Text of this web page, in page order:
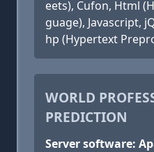
eets), Cufon, Html
guage), Javascript,
hp (Hypertext
WORLD
PREDICTION
Server software: